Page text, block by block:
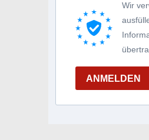
Wir
ANMELDEN